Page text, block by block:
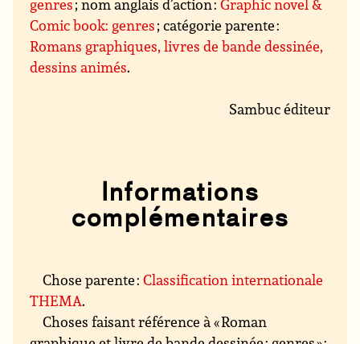
genres; nom anglais d’action :Graphic novel &
Comic book: genres; catégorie parente :
Romans graphiques, livres de bande dessinée,
dessins animés.
Sambuc éditeur
Informations
complémentaires
Chose parente :Classification internationale
THEMA.
Choses faisant référence à « Roman